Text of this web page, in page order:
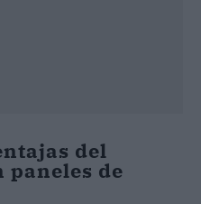
del
paneles de